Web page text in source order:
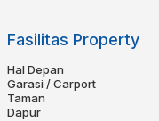
Fasilitas Property
Hal Depan
Garasi / Carport
Taman
Dapur